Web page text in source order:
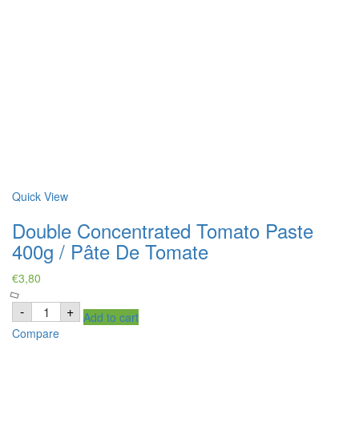
Quick View
Double Concentrated Tomato Paste
400g / Pâte De Tomate
€3,80
- Double
Concentrated
Tomato
Paste
+ Add to cart
Compare